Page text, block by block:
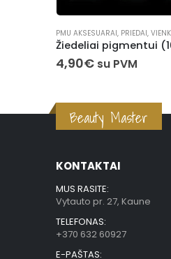
PMU AKSESUARAI, PRIEDAI
Slankmatis
4,90€ su PVM
Beauty Master
KONTAKTAI
MUS RASITE:
Vytauto pr. 27, Kaune
TELEFONAS:
+370 632 60927
E-PAŠTAS: